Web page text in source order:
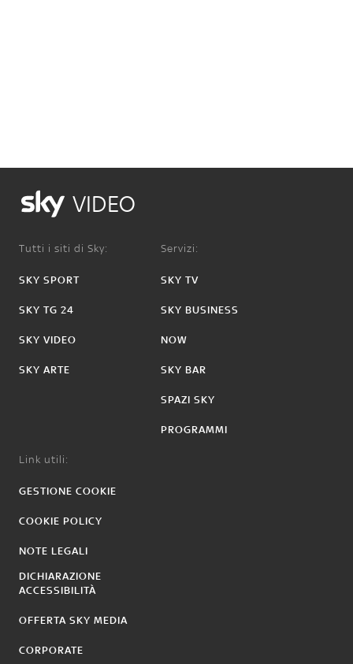
VIDEO
Tutti i siti di Sky:
SKY SPORT
SKY TG 24
SKY VIDEO
SKY ARTE
Servizi:
SKY TV
SKY BUSINESS
NOW
SKY BAR
SPAZI SKY
PROGRAMMI
Link utili:
GESTIONE COOKIE
COOKIE POLICY
NOTE LEGALI
DICHIARAZIONE
ACCESSIBILITÀ
OFFERTA SKY MEDIA
CORPORATE